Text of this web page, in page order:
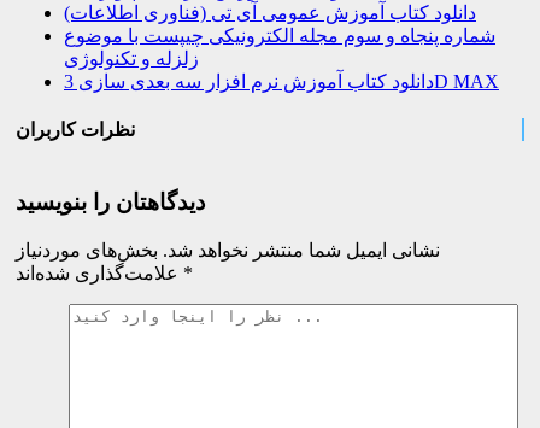
دانلود کتاب آموزش عمومی آی تی (فناوری اطلاعات)
شماره پنجاه و سوم مجله الکترونیکی چیپست با موضوع
زلزله و تکنولوژی
دانلود کتاب آموزش نرم افزار سه بعدی سازی 3D MAX
نظرات کاربران
دیدگاهتان را بنویسید
نشانی ایمیل شما منتشر نخواهد شد. بخش‌های موردنیاز
*